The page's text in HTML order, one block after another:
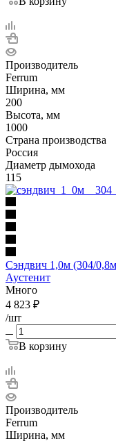
Производитель
Ferrum
Ширина, мм
200
Высота, мм
1000
Страна производства
Россия
Диаметр дымохода
115
Сэндвич 1,0м (304/
Аустенит
Много
4 823 ₽
/шт
В корзину
Производитель
Ferrum
Ширина, мм